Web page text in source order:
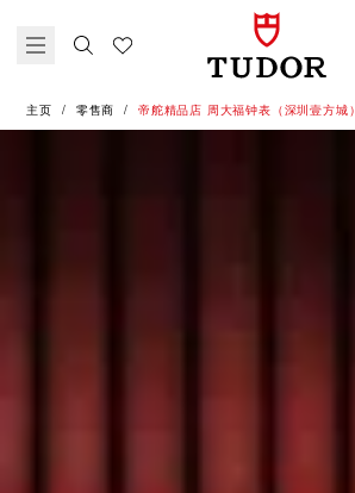
主页 零售商 ‭帝舵精品店 周大福钟表（深圳壹方城）‬